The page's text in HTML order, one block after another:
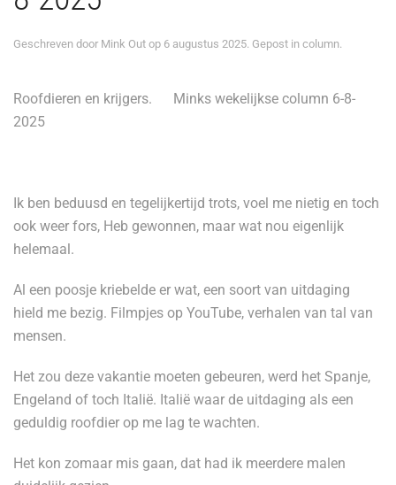
Geschreven door Mink Out op 6 augustus 2025. Gepost in column.
Roofdieren en krijgers. Minks wekelijkse column 6-8-
2025
Ik ben beduusd en tegelijkertijd trots, voel me nietig en toch
ook weer fors, Heb gewonnen, maar wat nou eigenlijk
helemaal.
Al een poosje kriebelde er wat, een soort van uitdaging
hield me bezig. Filmpjes op YouTube, verhalen van tal van
mensen.
Het zou deze vakantie moeten gebeuren, werd het Spanje,
Engeland of toch Italië. Italië waar de uitdaging als een
geduldig roofdier op me lag te wachten.
Het kon zomaar mis gaan, dat had ik meerdere malen